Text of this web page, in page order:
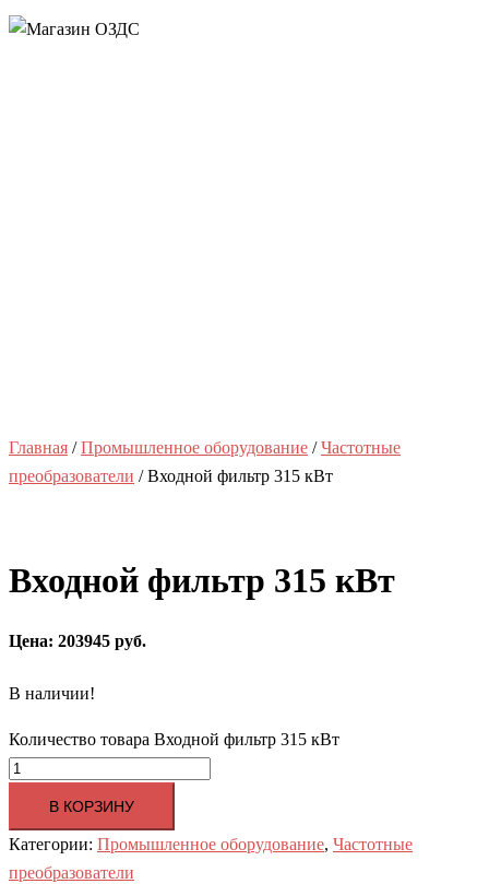
Главная /Промышленное оборудование /Частотные
преобразователи / Входной фильтр 315 кВт
Входной фильтр 315 кВт
Цена: 203945 руб.
В наличии!
Количество товара Входной фильтр 315 кВт
В КОРЗИНУ
Категории: Промышленное оборудование, Частотные
преобразователи